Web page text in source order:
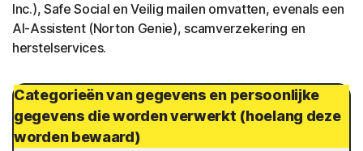
Inc.), Safe Social en Veilig mailen omvatten, evenals een
AI-Assistent (Norton Genie), scamverzekering en
herstelservices.
Categorieën van gegevens en persoonlijke
gegevens die worden verwerkt (hoelang deze
worden bewaard)